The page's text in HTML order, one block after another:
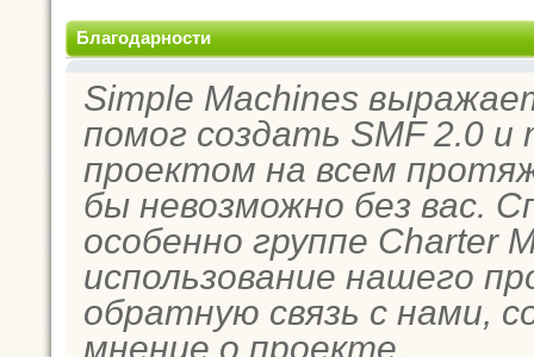
Благодарности
Simple Machines
помог создать SMF 2.0
проектом на всем
бы невозможно без вас.
особенно группе Charter
использование нашего
обратную связь с нами,
мнение о проекте.